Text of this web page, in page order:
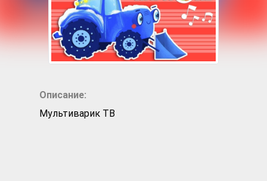
Описание:
Мультиварик ТВ